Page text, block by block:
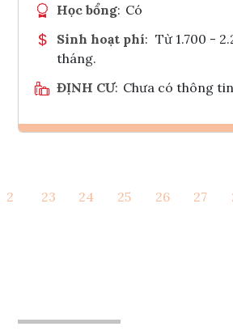
Học bổng: Có
Sinh hoạt phí: Từ 1.700 -
tháng.
ĐỊNH CƯ: Chưa có thông tin
Tham vấn
2 23 24 25 26 27